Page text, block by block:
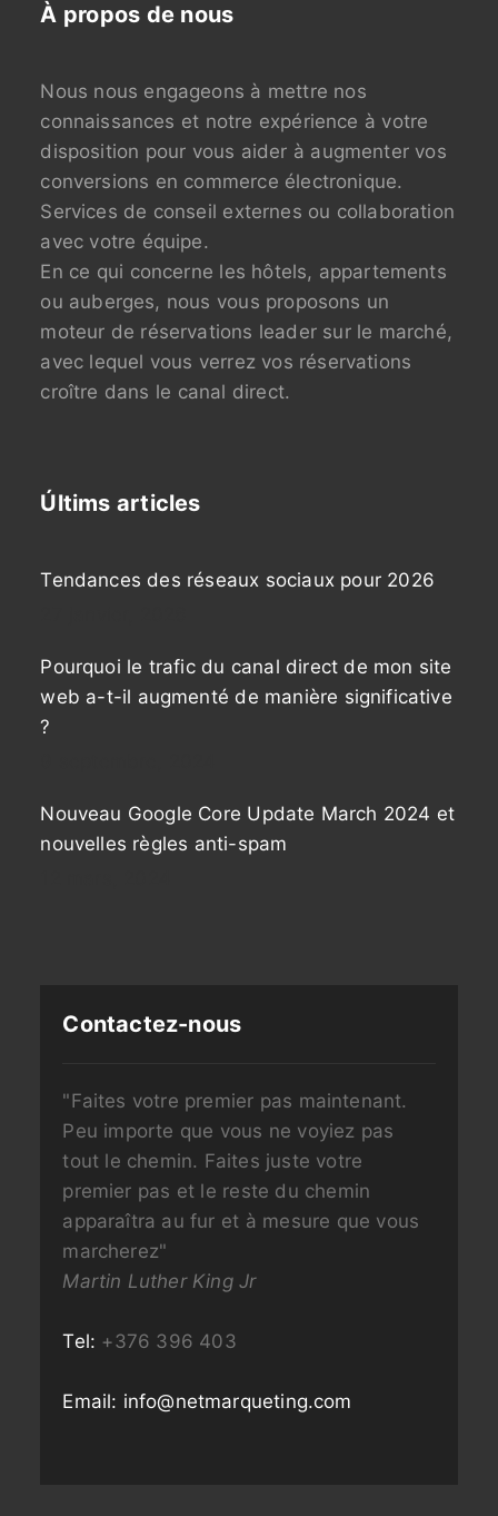
À propos de nous
Nous nous engageons à mettre nos
connaissances et notre expérience à votre
disposition pour vous aider à augmenter vos
conversions en commerce électronique.
Services de conseil externes ou collaboration
avec votre équipe.
En ce qui concerne les hôtels, appartements
ou auberges, nous vous proposons un
moteur de réservations leader sur le marché,
avec lequel vous verrez vos réservations
croître dans le canal direct.
Últims articles
Tendances des réseaux sociaux pour 2026
Pourquoi le trafic du canal direct de mon site
web a-t-il augmenté de manière significative
?
Nouveau Google Core Update March 2024 et
nouvelles règles anti-spam
Contactez-nous
"Faites votre premier pas maintenant.
Peu importe que vous ne voyiez pas
tout le chemin. Faites juste votre
premier pas et le reste du chemin
apparaîtra au fur et à mesure que vous
marcherez"
Martin Luther King Jr
Tel: +376 396 403
Email: info@netmarqueting.com